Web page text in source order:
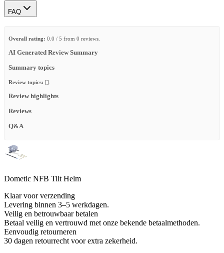
FAQ
Overall rating: 0.0 / 5 from 0 reviews.
AI Generated Review Summary
Summary topics
Review topics: [].
Review highlights
Reviews
Q&A
Dometic NFB Tilt Helm
Klaar voor verzending
Levering binnen 3–5 werkdagen.
Veilig en betrouwbaar betalen
Betaal veilig en vertrouwd met onze bekende betaalmethoden.
Eenvoudig retourneren
30 dagen retourrecht voor extra zekerheid.